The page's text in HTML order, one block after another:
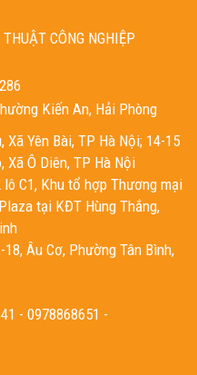
CÔNG NGHIỆP
Kiến An, Hải Phòng
Yên Bài, TP Hà Nội; 14-15
Xã Ô Diên, TP Hà Nội
C1, Khu tổ hợp Thương mại
tại KĐT Hùng Thắng,
Âu Cơ, Phường Tân Bình,
- 0978868651 -